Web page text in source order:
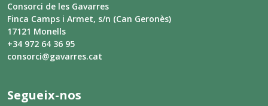
Consorci de les Gavarres
Finca Camps i Armet, s/n (Can Geronès)
17121 Monells
+34 972 64 36 95
consorci@gavarres.cat
Segueix-nos